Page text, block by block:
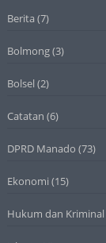
Berita (7)
Bolmong(3)
Bolsel (2)
Catatan (6)
DPRD Manado (73)
Ekonomi (15)
Hukum dan Kriminal